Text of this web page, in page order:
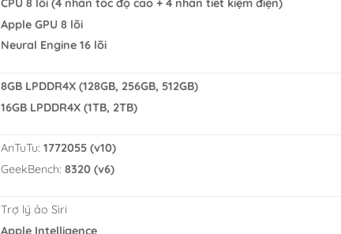
CPU 8 lõi (4 nhân tốc độ cao + 4 nhân tiết kiệm điện)
Apple GPU 8 lõi
Neural Engine 16 lõi
8GB LPDDR4X (128GB, 256GB, 512GB)
16GB LPDDR4X (1TB, 2TB)
AnTuTu: 1772055 (v10)
GeekBench: 8320 (v6)
Trợ lý ảo Siri
Apple Intelligence